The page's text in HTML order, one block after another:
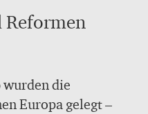
Reformen
wurden die
Europa gelegt –